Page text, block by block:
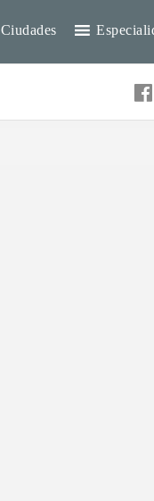
Ciudades